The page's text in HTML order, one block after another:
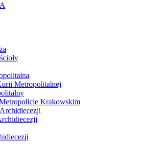
Metropolitalnej
Krakowskim